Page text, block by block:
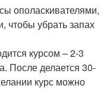
ополаскивателями,
чтобы убрать запах
курсом – 2-3
После делается 30-
курс можно